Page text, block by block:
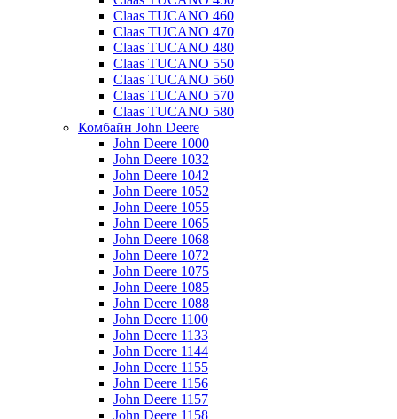
Claas TUCANO 460
Claas TUCANO 470
Claas TUCANO 480
Claas TUCANO 550
Claas TUCANO 560
Claas TUCANO 570
Claas TUCANO 580
Комбайн John Deere
John Deere 1000
John Deere 1032
John Deere 1042
John Deere 1052
John Deere 1055
John Deere 1065
John Deere 1068
John Deere 1072
John Deere 1075
John Deere 1085
John Deere 1088
John Deere 1100
John Deere 1133
John Deere 1144
John Deere 1155
John Deere 1156
John Deere 1157
John Deere 1158